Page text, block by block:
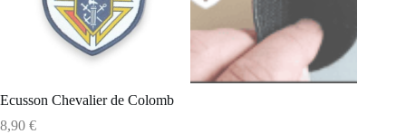
Ecusson Chevalier de Colomb
8,90 €